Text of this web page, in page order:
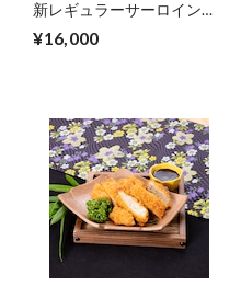
新レギュラーサーロイン
200g×15食【11160004】
【冷凍】
¥16,000